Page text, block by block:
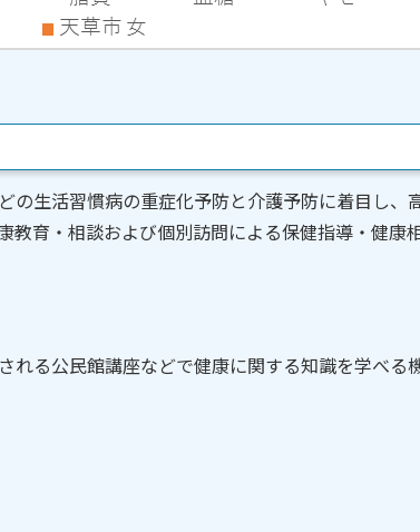
生活習慣病の重症化予防と介護予防に着目し、
教育・相談および個別訪問による保健指導・健康
る公民館講座などで健康に関する知識を学べる機